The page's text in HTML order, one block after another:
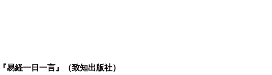
『易経一日一言』（致知出版社）